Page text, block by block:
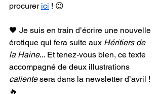
procurer ici ! 😉
🖤 Je suis en train d’écrire une nouvelle
érotique qui fera suite aux Héritiers de
la Haine... Et tenez-vous bien, ce texte
accompagné de deux illustrations
caliente sera dans la newsletter d’avril !
🔥